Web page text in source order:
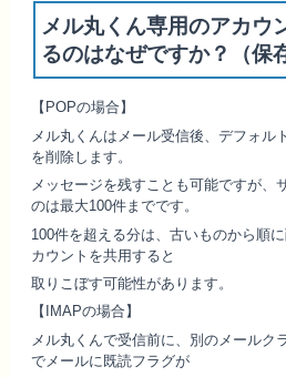
メル丸くん専用のアカウ
るのはなぜですか？（保
【POPの場合】
メル丸くんはメール受信後、デフォル
を削除します。
メッセージを残すことも可能ですが、
のは最大100件までです。
100件を超える分は、古いものから順
カウントを共用すると
取りこぼす可能性があります。
【IMAPの場合】
メル丸くんで受信前に、別のメールク
でメールに既読フラグが